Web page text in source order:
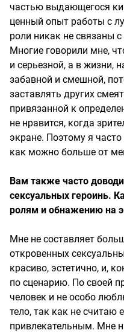
частью выдающегося
ценный опыт работы с
роли никак не связаны
Многие говорили мне,
и серьезной, а в жизни,
забавной и смешной,
заставлять других
привязанной к
не нравится, когда
экране. Поэтому я
как можно больше от
Вам также часто
сексуальных героинь.
ролям и обнажению на
Мне не составляет
откровенных
красиво, эстетично, и,
по сценарию. По своей
человек и не особо
тело, так как не считаю
привлекательным. Мне